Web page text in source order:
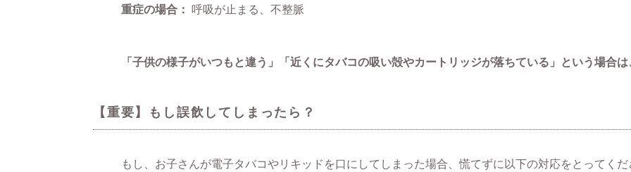
重症の場合： 呼吸が止まる、不整脈
「子供の様子がいつもと違う」「近くにタバコの吸い殻やカートリッジが落ちている」という場合
【重要】もし誤飲してしまったら？
もし、お子さんが電子タバコやリキッドを口にしてしまった場合、慌てずに以下の対応をとってく